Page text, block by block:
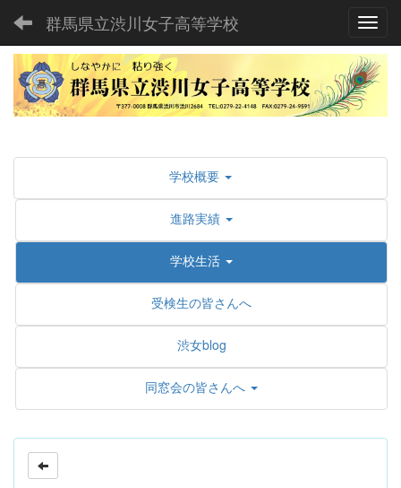
群馬県立渋川女子高等学校
学校概要
進路実績
学校生活
受検生の皆さんへ
渋女blog
同窓会の皆さんへ